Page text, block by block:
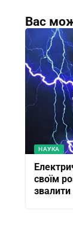
Вас
НАУКА
своїм
звалити